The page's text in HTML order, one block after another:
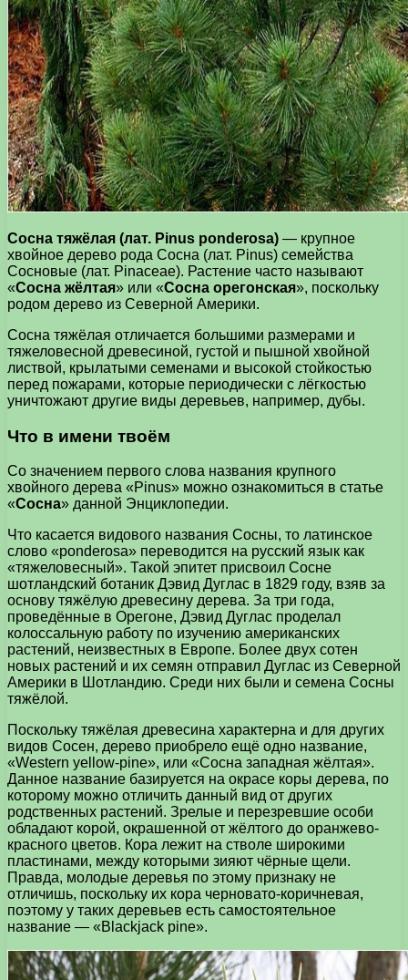
Сосна тяжёлая (лат. Pinus ponderosa) — крупное
хвойное дерево рода Сосна (лат. Pinus) семейства
Сосновые (лат. Pinaceae). Растение часто называют
«Сосна жёлтая» или «Сосна орегонская», поскольку
родом дерево из Северной Америки.
Сосна тяжёлая отличается большими размерами и
тяжеловесной древесиной, густой и пышной хвойной
листвой, крылатыми семенами и высокой стойкостью
перед пожарами, которые периодически с лёгкостью
уничтожают другие виды деревьев, например, дубы.
Что в имени твоём
Со значением первого слова названия крупного
хвойного дерева «Pinus» можно ознакомиться в статье
«Сосна» данной Энциклопедии.
Что касается видового названия Сосны, то латинское
слово «ponderosa» переводится на русский язык как
«тяжеловесный». Такой эпитет присвоил Сосне
шотландский ботаник Дэвид Дуглас в 1829 году, взяв за
основу тяжёлую древесину дерева. За три года,
проведённые в Орегоне, Дэвид Дуглас проделал
колоссальную работу по изучению американских
растений, неизвестных в Европе. Более двух сотен
новых растений и их семян отправил Дуглас из Северной
Америки в Шотландию. Среди них были и семена Сосны
тяжёлой.
Поскольку тяжёлая древесина характерна и для других
видов Сосен, дерево приобрело ещё одно название,
«Western yellow-pine», или «Сосна западная жёлтая».
Данное название базируется на окрасе коры дерева, по
которому можно отличить данный вид от других
родственных растений. Зрелые и перезревшие особи
обладают корой, окрашенной от жёлтого до оранжево-
красного цветов. Кора лежит на стволе широкими
пластинами, между которыми зияют чёрные щели.
Правда, молодые деревья по этому признаку не
отличишь, поскольку их кора черновато-коричневая,
поэтому у таких деревьев есть самостоятельное
название — «Blackjack pine».